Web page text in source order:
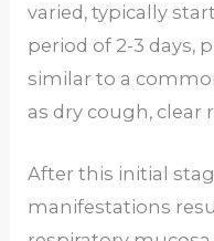
varied, typically
period of 2-3 days,
similar to a
as dry cough, clear
After this initial
manifestations